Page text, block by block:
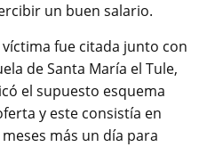
un buen salario.
fue citada junto con
de Santa María el Tule,
el supuesto esquema
y este consistía en
más un día para